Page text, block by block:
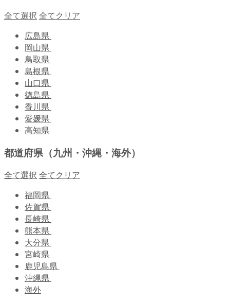
全て選択 全てクリア
広島県
岡山県
鳥取県
島根県
山口県
徳島県
香川県
愛媛県
高知県
都道府県（九州・沖縄・海外）
全て選択 全てクリア
福岡県
佐賀県
長崎県
熊本県
大分県
宮崎県
鹿児島県
沖縄県
海外